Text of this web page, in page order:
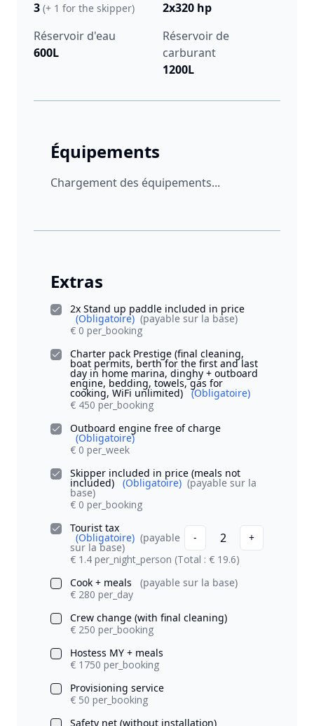
3 (+ 1 for the skipper)
2x320 hp
Réservoir d'eau
600L
Réservoir de
carburant
1200L
Équipements
Chargement des équipements...
Extras
2x Stand up paddle included in price
(Obligatoire) (payable sur la base)
€ 0 per_booking
Charter pack Prestige (final cleaning,
boat permits, berth for the first and last
day in home marina, dinghy + outboard
engine, bedding, towels, gas for
cooking, WiFi unlimited) (Obligatoire)
€ 450 per_booking
Outboard engine free of charge
(Obligatoire)
€ 0 per_week
Skipper included in price (meals not
included) (Obligatoire) (payable sur la
base)
€ 0 per_booking
Tourist tax
(Obligatoire) (payable
sur la base)
- 2
+
€ 1.4 per_night_person (Total : € 19.6)
Cook + meals
(payable sur la base)
€ 280 per_day
Crew change (with final cleaning)
€ 250 per_booking
Hostess MY + meals
€ 1750 per_booking
Provisioning service
€ 50 per_booking
Safety net (without installation)